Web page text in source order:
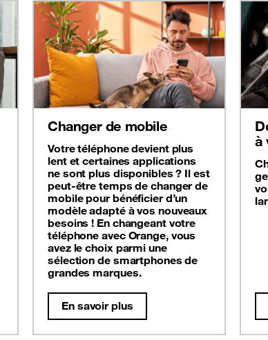
Changer de mobile
Votre téléphone devient plus
lent et certaines applications
ne sont plus disponibles ? Il est
peut-être temps de changer de
mobile pour bénéficier d’un
modèle adapté à vos nouveaux
besoins ! En changeant votre
téléphone avec Orange, vous
avez le choix parmi une
sélection de smartphones de
grandes marques.
En savoir plus
à